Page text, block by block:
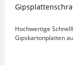
Hochwertige
Gipskartonplatten